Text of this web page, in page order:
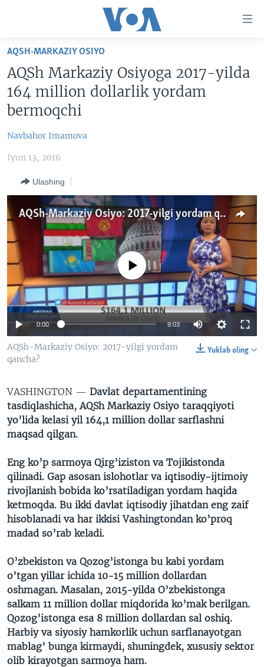
Boshiga
Qidiruvga
o'ting
AMERIKA
MARKAZIY OSIYO
AMERIKA MANZARALARI
XALQARO HAYOT
VASHINGTON CHOYXONASI
MOBIL-SALOM!
VIDEO
XABARLAR SURATLARDA
IJTIMOIY TARMOQLAR
FACEBOOK
YOUTUBE
INSTAGRAM
ODNOKLASSNIKI
TELEGRAM
TWITTER
SOUNDCLOUD
INGLIZ TILI DARSLARI
EDITORIAL
Learning English
VOA
AQSH-MARKAZIY OSIYO
AQSh Markaziy Osiyoga 2017-yilda
164 million dollarlik yordam
bermoqchi
Navbahor Imamova
Iyun 13, 2016
Ulashing
AQSh-Markaziy Osiyo: 2017-yilgi yordam qancha?
No media source currently available
0:00 9:03
Yuklab oling
AQSh-Markaziy Osiyo: 2017-yilgi yordam
qancha?
VASHINGTON — Davlat departamentining
tasdiqlashicha, AQSh Markaziy Osiyo taraqqiyoti
yo’lida kelasi yil 164,1 million dollar sarflashni
maqsad qilgan.
Eng ko’p sarmoya Qirg’iziston va Tojikistonda
qilinadi. Gap asosan islohotlar va iqtisodiy-ijtimoiy
rivojlanish bobida ko’rsatiladigan yordam haqida
ketmoqda. Bu ikki davlat iqtisodiy jihatdan eng zaif
hisoblanadi va har ikkisi Vashingtondan ko’proq
madad so’rab keladi.
O’zbekiston va Qozog’istonga bu kabi yordam
o’tgan yillar ichida 10-15 million dollardan
oshmagan. Masalan, 2015-yilda O’zbekistonga
salkam 11 million dollar miqdorida ko’mak berilgan.
Qozog’istonga esa 8 million dollardan sal oshiq.
Harbiy va siyosiy hamkorlik uchun sarflanayotgan
mablag’ bunga kirmaydi, shuningdek, xususiy sektor
olib kirayotgan sarmoya ham.